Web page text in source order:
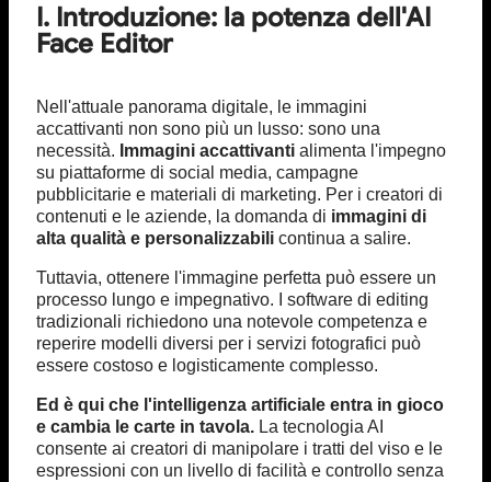
I. Introduzione: la potenza dell'AI
Face Editor
Nell'attuale panorama digitale, le immagini
accattivanti non sono più un lusso: sono una
necessità. Immagini accattivanti alimenta l'impegno
su piattaforme di social media, campagne
pubblicitarie e materiali di marketing. Per i creatori di
contenuti e le aziende, la domanda di immagini di
alta qualità e personalizzabili continua a salire.
Tuttavia, ottenere l'immagine perfetta può essere un
processo lungo e impegnativo. I software di editing
tradizionali richiedono una notevole competenza e
reperire modelli diversi per i servizi fotografici può
essere costoso e logisticamente complesso.
Ed è qui che l'intelligenza artificiale entra in gioco
e cambia le carte in tavola. La tecnologia AI
consente ai creatori di manipolare i tratti del viso e le
espressioni con un livello di facilità e controllo senza